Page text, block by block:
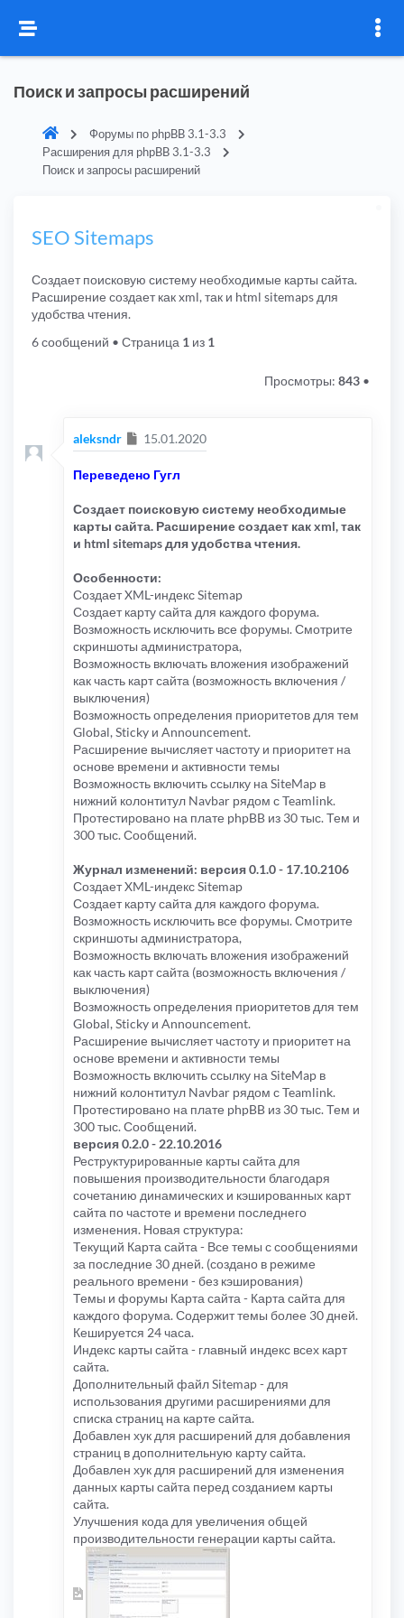
Поиск и запросы расширений
Форумы по phpBB 3.1-3.3
Расширения для phpBB 3.1-3.3
Поиск и запросы расширений
SEO Sitemaps
Создает поисковую систему необходимые карты сайта.
Расширение создает как xml, так и html sitemaps для
удобства чтения.
6 сообщений • Страница 1 из 1
Просмотры: 843 •
aleksndr Сообщение
15.01.2020
Переведено Гугл
Создает поисковую систему необходимые
карты сайта. Расширение создает как xml, так
и html sitemaps для удобства чтения.
Особенности:
Создает XML-индекс Sitemap
Создает карту сайта для каждого форума.
Возможность исключить все форумы. Смотрите
скриншоты администратора,
Возможность включать вложения изображений
как часть карт сайта (возможность включения /
выключения)
Возможность определения приоритетов для тем
Global, Sticky и Announcement.
Расширение вычисляет частоту и приоритет на
основе времени и активности темы
Возможность включить ссылку на SiteMap в
нижний колонтитул Navbar рядом с Teamlink.
Протестировано на плате phpBB из 30 тыс. Тем и
300 тыс. Сообщений.
Журнал изменений: версия 0.1.0 - 17.10.2106
Создает XML-индекс Sitemap
Создает карту сайта для каждого форума.
Возможность исключить все форумы. Смотрите
скриншоты администратора,
Возможность включать вложения изображений
как часть карт сайта (возможность включения /
выключения)
Возможность определения приоритетов для тем
Global, Sticky и Announcement.
Расширение вычисляет частоту и приоритет на
основе времени и активности темы
Возможность включить ссылку на SiteMap в
нижний колонтитул Navbar рядом с Teamlink.
Протестировано на плате phpBB из 30 тыс. Тем и
300 тыс. Сообщений.
версия 0.2.0 - 22.10.2016
Реструктурированные карты сайта для
повышения производительности благодаря
сочетанию динамических и кэшированных карт
сайта по частоте и времени последнего
изменения. Новая структура:
Текущий Карта сайта - Все темы с сообщениями
за последние 30 дней. (создано в режиме
реального времени - без кэширования)
Темы и форумы Карта сайта - Карта сайта для
каждого форума. Содержит темы более 30 дней.
Кешируется 24 часа.
Индекс карты сайта - главный индекс всех карт
сайта.
Дополнительный файл Sitemap - для
использования другими расширениями для
списка страниц на карте сайта.
Добавлен хук для расширений для добавления
страниц в дополнительную карту сайта.
Добавлен хук для расширений для изменения
данных карты сайта перед созданием карты
сайта.
Улучшения кода для увеличения общей
производительности генерации карты сайта.